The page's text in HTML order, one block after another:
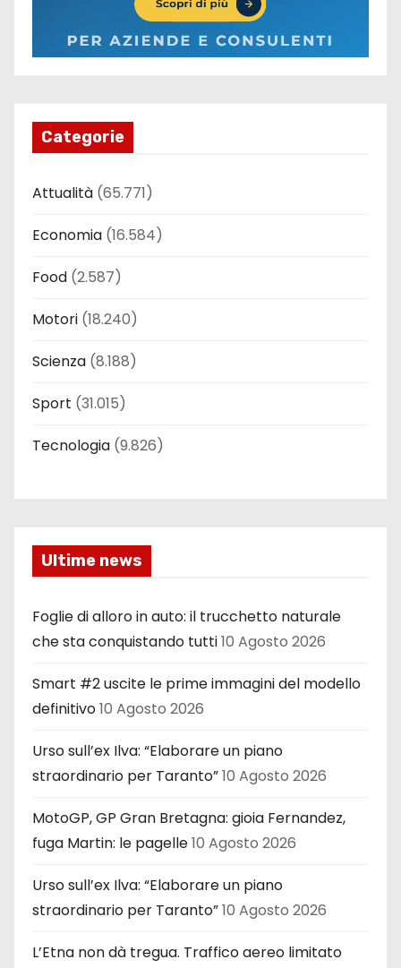
Categorie
Attualità (65.771)
Economia (16.584)
Food (2.587)
Motori (18.240)
Scienza (8.188)
Sport (31.015)
Tecnologia (9.826)
Ultime news
Foglie di alloro in auto: il trucchetto naturale
che sta conquistando tutti10 Agosto 2026
Smart #2 uscite le prime immagini del modello
definitivo10 Agosto 2026
Urso sull’ex Ilva: “Elaborare un piano
straordinario per Taranto”10 Agosto 2026
MotoGP, GP Gran Bretagna: gioia Fernandez,
fuga Martin: le pagelle10 Agosto 2026
Urso sull’ex Ilva: “Elaborare un piano
straordinario per Taranto”10 Agosto 2026
L’Etna non dà tregua. Traffico aereo limitato